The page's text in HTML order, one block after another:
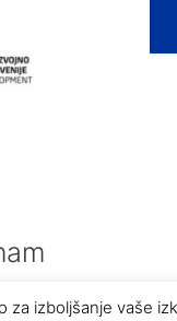
za izboljšanje vaše